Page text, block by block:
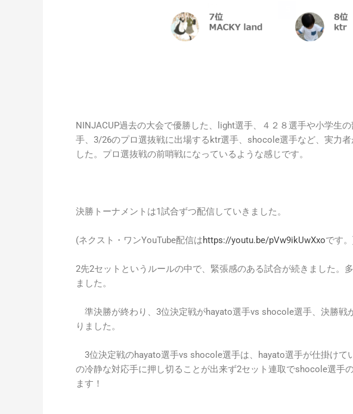
NINJACUP過去の大会で優勝した、light選手、４２８選手や小学生
手、3/26のプロ選抜戦に出場するktr選手、shocole選手など、実力
した。プロ選抜戦の前哨戦になっているような感じです。
決勝トーナメントは1試合ずつ配信していきました。
(ネクスト・ワンYouTube配信はhttps://youtu.be/pVw9ikUwXxoです
2先2セットというルールの中で、緊張感のある試合が続きました。
ました。
準決勝が終わり、3位決定戦がhayato選手vs shocole選手、決勝戦
りました。
3位決定戦のhayato選手vs shocole選手は、hayato選手が仕掛けて
の冷静な対応手に押し切ることが出来ず2セット連取でshocole選手
ます！